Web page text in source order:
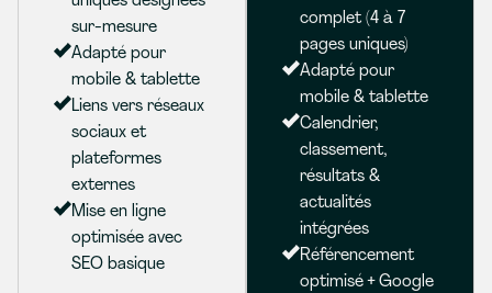
sur-mesure
Adapté pour
mobile & tablette
Liens vers réseaux
sociaux et
plateformes
externes
Mise en ligne
optimisée avec
SEO basique
complet (4 à 7
pages uniques)
Adapté pour
mobile & tablette
Calendrier,
classement,
résultats &
actualités
intégrées
Référencement
optimisé + Google